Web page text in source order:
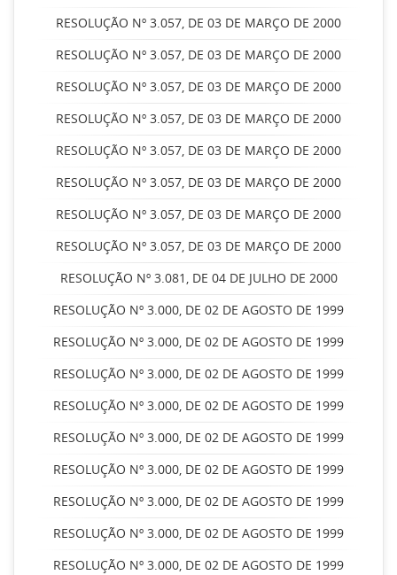
RESOLUÇÃO Nº 3.057, DE 03 DE MARÇO DE 2000
RESOLUÇÃO Nº 3.057, DE 03 DE MARÇO DE 2000
RESOLUÇÃO Nº 3.057, DE 03 DE MARÇO DE 2000
RESOLUÇÃO Nº 3.057, DE 03 DE MARÇO DE 2000
RESOLUÇÃO Nº 3.057, DE 03 DE MARÇO DE 2000
RESOLUÇÃO Nº 3.057, DE 03 DE MARÇO DE 2000
RESOLUÇÃO Nº 3.057, DE 03 DE MARÇO DE 2000
RESOLUÇÃO Nº 3.057, DE 03 DE MARÇO DE 2000
RESOLUÇÃO Nº 3.081, DE 04 DE JULHO DE 2000
RESOLUÇÃO Nº 3.000, DE 02 DE AGOSTO DE 1999
RESOLUÇÃO Nº 3.000, DE 02 DE AGOSTO DE 1999
RESOLUÇÃO Nº 3.000, DE 02 DE AGOSTO DE 1999
RESOLUÇÃO Nº 3.000, DE 02 DE AGOSTO DE 1999
RESOLUÇÃO Nº 3.000, DE 02 DE AGOSTO DE 1999
RESOLUÇÃO Nº 3.000, DE 02 DE AGOSTO DE 1999
RESOLUÇÃO Nº 3.000, DE 02 DE AGOSTO DE 1999
RESOLUÇÃO Nº 3.000, DE 02 DE AGOSTO DE 1999
RESOLUÇÃO Nº 3.000, DE 02 DE AGOSTO DE 1999